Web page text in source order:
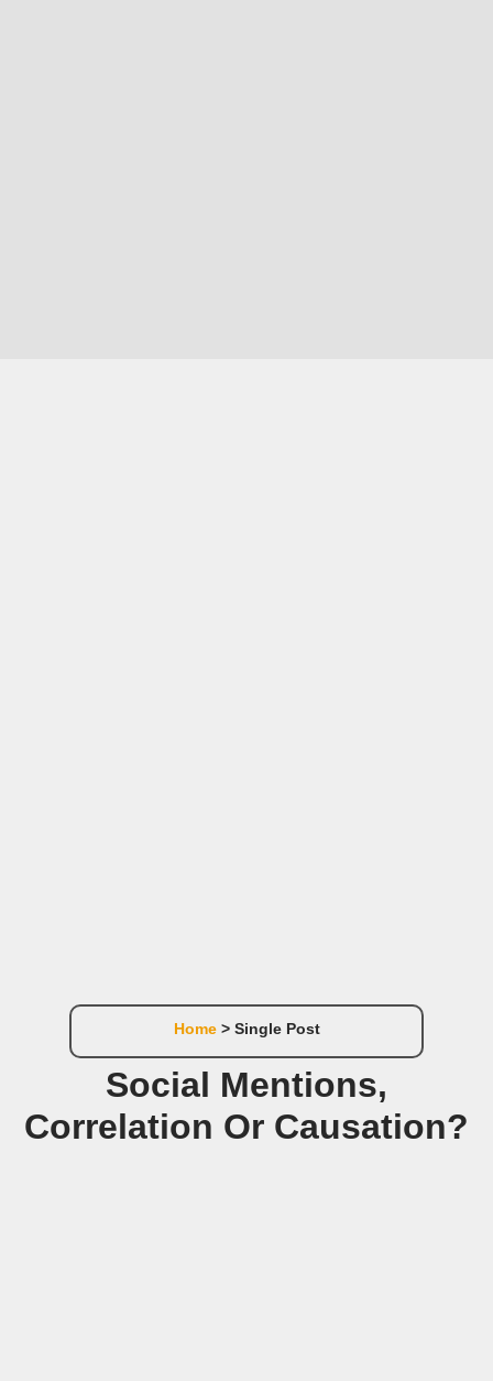
Home> Single Post
Social Mentions,
Correlation Or Causation?